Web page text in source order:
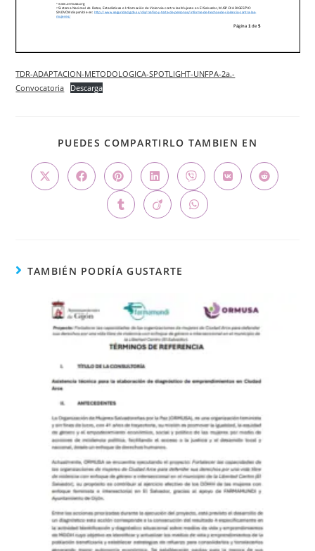
TDR-ADAPTACION-METODOLOGICA-SPOTLIGHT-UNFPA-2a.-
Convocatoria
Descarga
PUEDES COMPARTIRLO TAMBIEN EN
TAMBIÉN PODRÍA GUSTARTE